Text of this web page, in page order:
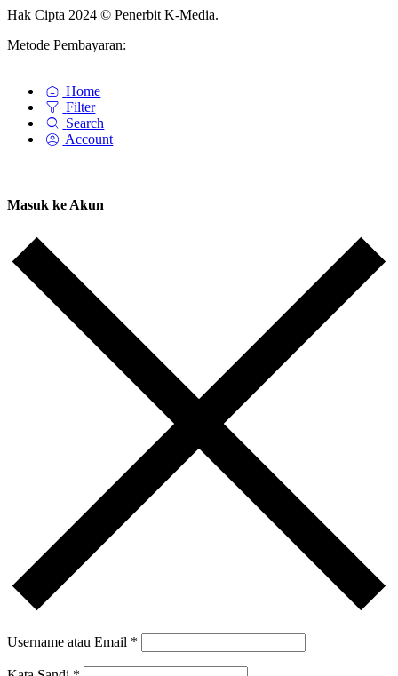
Hak Cipta 2024 © Penerbit K-Media.
Metode Pembayaran:
Home
Filter
Search
Account
Masuk ke Akun
Username atau Email *